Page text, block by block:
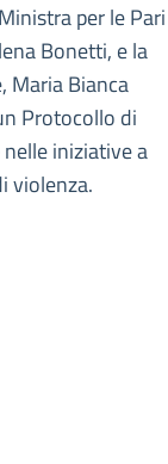
per le Pari
Bonetti, e la
Maria Bianca
Protocollo di
iniziative a
violenza.